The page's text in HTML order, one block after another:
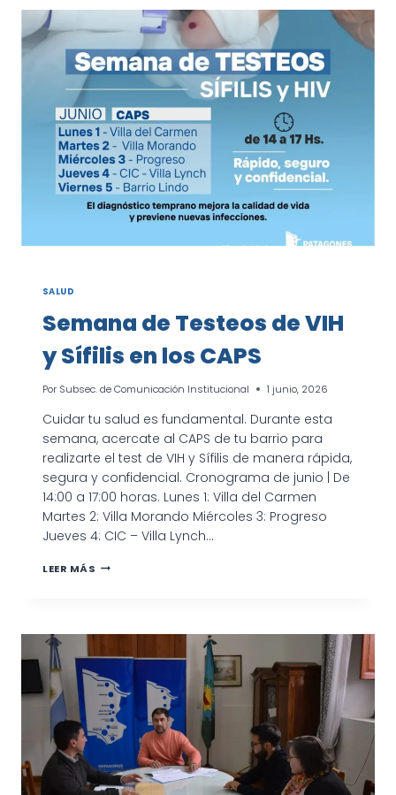
MANEJO
DE
EXTINTORES
EN
EL
CFP
N°
401
SALUD
Semana de Testeos de VIH
y Sífilis en los CAPS
Por Subsec. de Comunicación Institucional 1 junio, 2026
Cuidar tu salud es fundamental. Durante esta
semana, acercate al CAPS de tu barrio para
realizarte el test de VIH y Sífilis de manera rápida,
segura y confidencial. Cronograma de junio | De
14:00 a 17:00 horas. Lunes 1: Villa del Carmen
Martes 2: Villa Morando Miércoles 3: Progreso
Jueves 4: CIC – Villa Lynch…
LEER MÁS SEMANA
SÍFILIS
EN
LOS
CAPS